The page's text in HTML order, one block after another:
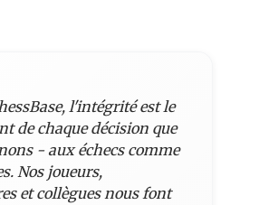
l'intégrité est le
de chaque décision que
- aux échecs comme
Nos joueurs,
et collègues nous font